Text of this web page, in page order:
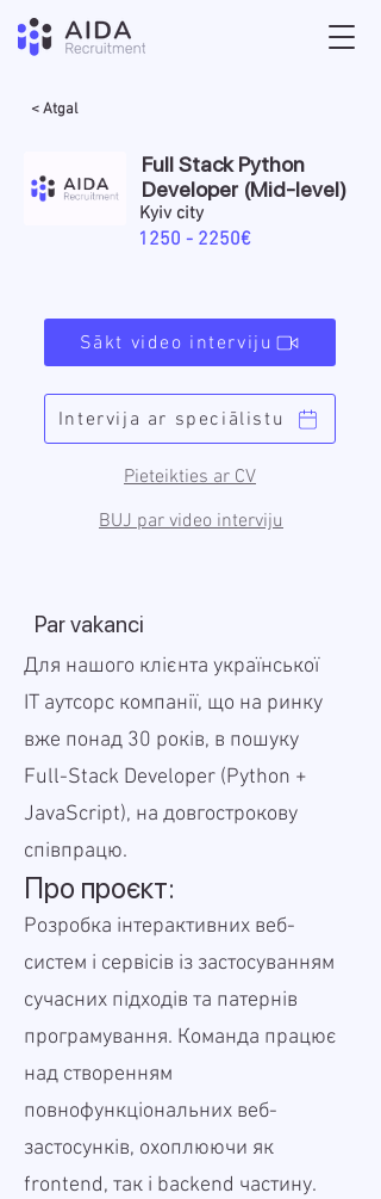
< Atgal
Full Stack Python
Developer (Mid-level)
Kyiv city
1250 - 2250€
Sākt video interviju
Pieteikties ar CV
Intervija ar speciālistu
BUJ par video interviju
Par vakanci
Для нашого клієнта української
IT аутсорс компанії, що на ринку
вже понад 30 років, в пошуку
Full-Stack Developer ( Python +
JavaScript), на довгострокову
співпрацю.
Про проєкт:
Розробка інтерактивних веб-
систем і сервісів із застосуванням
сучасних підходів та патернів
програмування. Команда працює
над створенням
повнофункціональних веб-
застосунків, охоплюючи як
frontend, так і backend частину.